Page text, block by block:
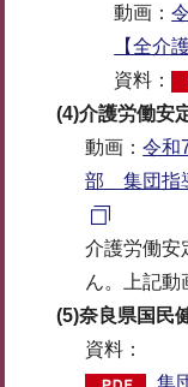
動画：
【全介
資料：
(4)介護労働安
動画：令和
部 集団指
介護労働安
ん。上記動
(5)奈良県国民
資料：
集